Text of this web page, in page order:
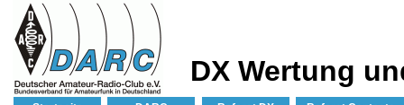
DX Wertung